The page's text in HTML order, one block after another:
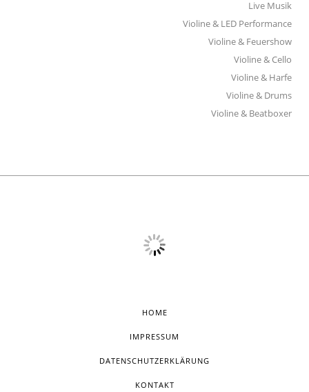
Live Musik
Violine & LED Performance
Violine & Feuershow
Violine & Cello
Violine & Harfe
Violine & Drums
Violine & Beatboxer
HOME
IMPRESSUM
DATENSCHUTZERKLÄRUNG
KONTAKT